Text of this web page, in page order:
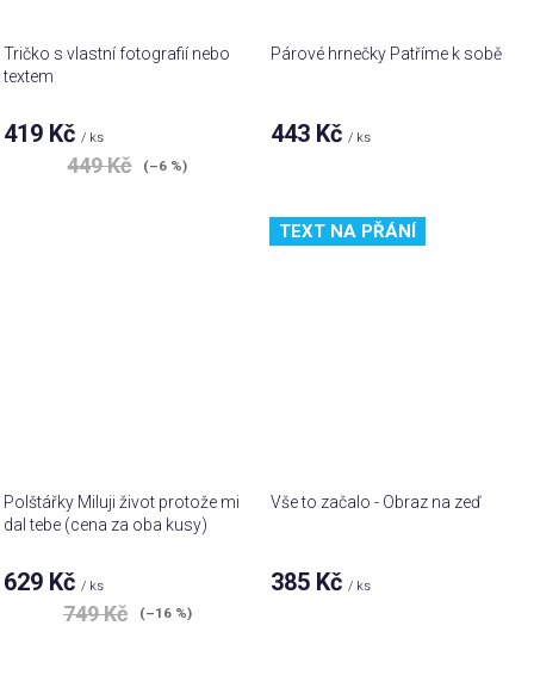
Tričko s vlastní fotografií nebo
textem
419 Kč/ ks
449 Kč (–6 %)
Párové hrnečky Patříme k sobě
443 Kč/ ks
Polštářky Miluji život protože mi
dal tebe (cena za oba kusy)
Průměrné
hodnocení
produktu
629 Kč / ks
749 Kč (–16 %)
TEXT NA PŘÁNÍ
Vše to začalo - Obraz na zeď
385 Kč / ks